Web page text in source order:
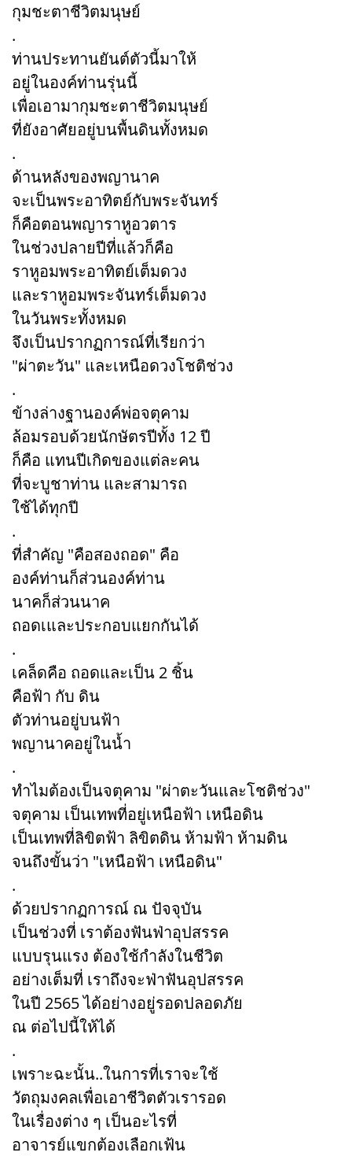
กุมชะตาชีวิตมนุษย์
.
ท่านประทานยันต์ตัวนี้มาให้
อยู่ในองค์ท่านรุ่นนี้
เพื่อเอามากุมชะตาชีวิตมนุษย์
ที่ยังอาศัยอยู่บนพื้นดินทั้งหมด
.
ด้านหลังของพญานาค
จะเป็นพระอาทิตย์กับพระจันทร์
ก็คือตอนพญาราหูอวตาร
ในช่วงปลายปีที่แล้วก็คือ
ราหูอมพระอาทิตย์เต็มดวง
และราหูอมพระจันทร์เต็มดวง
ในวันพระทั้งหมด
จึงเป็นปรากฏการณ์ที่เรียกว่า
"ผ่าตะวัน" และเหนือดวงโชติช่วง
.
ข้างล่างฐานองค์พ่อจตุคาม
ล้อมรอบด้วยนักษัตรปีทั้ง 12 ปี
ก็คือ แทนปีเกิดของแต่ละคน
ที่จะบูชาท่าน และสามารถ
ใช้ได้ทุกปี
.
ที่สำคัญ "คือสองถอด" คือ
องค์ท่านก็ส่วนองค์ท่าน
นาคก็ส่วนนาค
ถอดเและประกอบแยกกันได้
.
เคล็ดคือ ถอดและเป็น 2 ชิ้น
คือฟ้า กับ ดิน
ตัวท่านอยู่บนฟ้า
พญานาคอยู่ในน้ำ
.
ทำไมต้องเป็นจตุคาม "ผ่าตะวันและโชติช่วง"
จตุคาม เป็นเทพที่อยู่เหนือฟ้า เหนือดิน
เป็นเทพที่ลิขิตฟ้า ลิขิตดิน ห้ามฟ้า ห้ามดิน
จนถึงขั้นว่า "เหนือฟ้า เหนือดิน"
.
ด้วยปรากฏการณ์ ณ ปัจจุบัน
เป็นช่วงที่ เราต้องฟันฟ่าอุปสรรค
แบบรุนแรง ต้องใช้กำลังในชีวิต
อย่างเต็มที่ เราถึงจะฟ่าฟันอุปสรรค
ในปี 2565 ได้อย่างอยู่รอดปลอดภัย
ณ ต่อไปนี้ให้ได้
.
เพราะฉะนั้น..ในการที่เราจะใช้
วัตถุมงคลเพื่อเอาชีวิตตัวเรารอด
ในเรื่องต่าง ๆ เป็นอะไรที่
อาจารย์แขกต้องเลือกเฟ้น